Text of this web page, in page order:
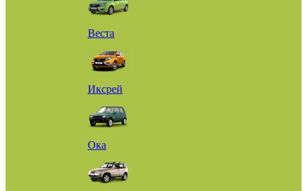
Веста
Иксрей
Ока